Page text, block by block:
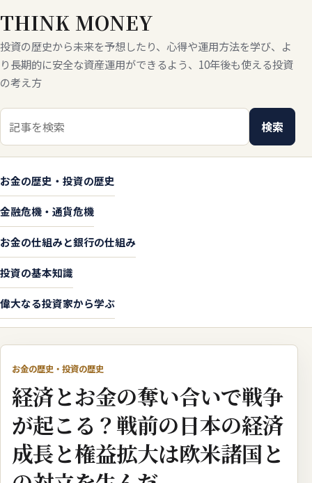
THINK MONEY
投資の歴史から未来を予想したり、心得や運用方法を学び、よ
り長期的に安全な資産運用ができるよう、10年後も使える投資
の考え方
検索キーワード
検索
お金の歴史・投資の歴史
金融危機・通貨危機
お金の仕組みと銀行の仕組み
投資の基本知識
偉大なる投資家から学ぶ
お金の歴史・投資の歴史
経済とお金の奪い合いで戦争
が起こる？戦前の日本の経済
成長と権益拡大は欧米諸国と